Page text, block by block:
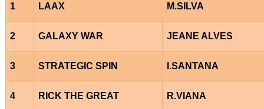
1 LAAX M.SILVA
2 GALAXY WAR JEANE ALVES
3 STRATEGIC SPIN I.SANTANA
4 RICK THE GREAT R.VIANA